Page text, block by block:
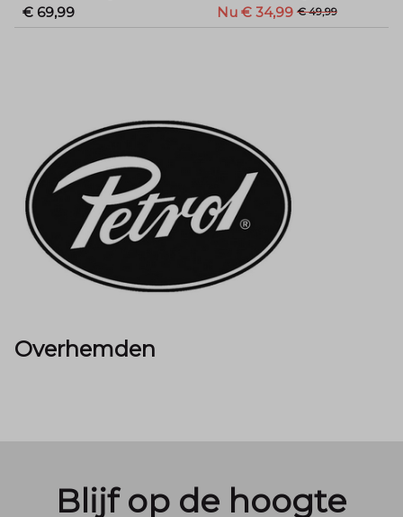
€ 69,99 Nu € 34,99 € 49,99
Overhemden
Blijf op de hoogte